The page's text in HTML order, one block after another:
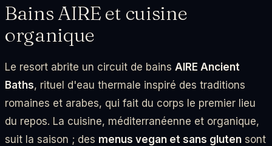
Bains AIRE et cuisine
organique
Le resort abrite un circuit de bains AIRE Ancient
Baths, rituel d'eau thermale inspiré des traditions
romaines et arabes, qui fait du corps le premier lieu
du repos. La cuisine, méditerranéenne et organique,
suit la saison ; des menus vegan et sans gluten sont